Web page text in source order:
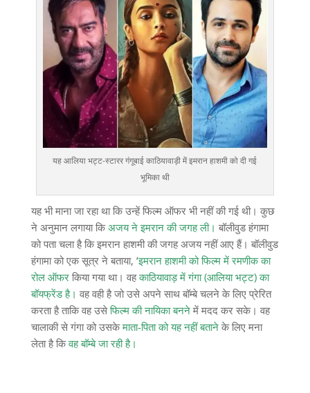
यह आलिया भट्ट-स्टारर गंगूबाई काठियावाड़ी में इमरान हाशमी को दी गई
भूमिका थी
यह भी माना जा रहा था कि उन्हें फिल्म ऑफर भी नहीं की गई थी। कुछ
ने अनुमान लगाया किअजय ने इमरान की जगह ली। बॉलीवुड हंगामा
को पता चला है कि इमरान हाशमी की जगह अजय नहीं आए हैं। बॉलीवुड
हंगामा को एक सूत्र ने बताया, ‘इमरान हाशमी को फिल्म में रमणीक का
रोल ऑफरकिया गया था। वहकाठियावाड़ में गंगा (आलिया भट्ट) का
बॉयफ्रेंड है। वह वही है जो उसे अपने साथ बॉम्बे चलने के लिए प्रेरित
करता है ताकि वह उसेफिल्म की नायिका बननेमें मदद कर सके। वह
चालाकी से गंगा को उसकेमाता-पिता को यह नहीं बतानेके लिए मना
लेता है किवह बॉम्बे जा रही है।